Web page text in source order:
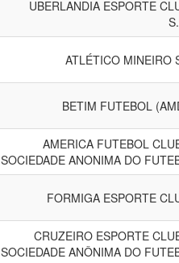
UBERLANDIA ESPORTE
ATLÉTICO MINEIRO
BETIM FUTEBOL
AMERICA FUTEBOL
SOCIEDADE ANONIMA DO
FORMIGA ESPORTE
CRUZEIRO ESPORTE
SOCIEDADE ANÔNIMA DO